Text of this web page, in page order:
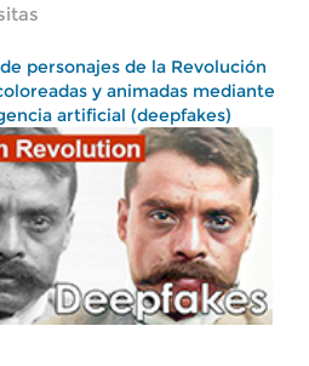
personajes de la Revolución
y animadas mediante
artificial (deepfakes)